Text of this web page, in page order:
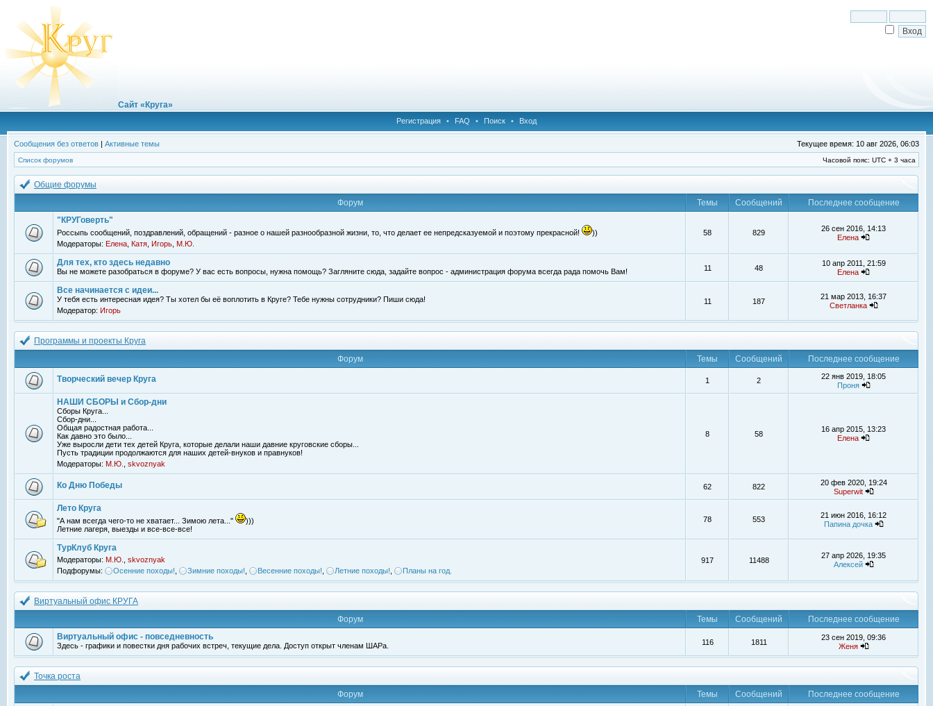
Сайт «Круга»
Регистрация • FAQ • Поиск • Вход
Сообщения без ответов | Активные темы Текущее время: 10 авг 2026, 06:03
Список форумов Часовой пояс: UTC + 3 часа
Общие форумы
Форум
Темы Сообщений
Последнее сообщение
"КРУГоверть"
Россыпь сообщений, поздравлений, обращений - разное о нашей разнообразной жизни, то, что делает ее непредсказуемой и поэтому прекрасной!
))
Модераторы: Елена Катя Игорь М.Ю.
58 829
26 сен 2016, 14:13
Елена
Для тех, кто здесь недавно
Вы не можете разобраться в форуме? У вас есть вопросы, нужна помощь? Загляните сюда, задайте вопрос - администрация форума всегда рада помочь Вам! 11 48
10 апр 2011, 21:59
Елена
Все начинается с идеи...
У тебя есть интересная идея? Ты хотел бы её воплотить в Круге? Тебе нужны сотрудники? Пиши сюда!
Модератор: Игорь
11 187
21 мар 2013, 16:37
Светланка
Программы и проекты Круга
Форум
Темы Сообщений Последнее сообщение
Творческий вечер Круга 1 2
22 янв 2019, 18:05
Проня
НАШИ СБОРЫ и Сбор-дни
Сборы Круга...
Сбор-дни...
Общая радостная работа...
Как давно это было...
Уже выросли дети тех детей Круга, которые делали наши давние круговские сборы...
Пусть традиции продолжаются для наших детей-внуков и правнуков!
Модераторы: М.Ю. skvoznyak
8 58
16 апр 2015, 13:23
Елена
Ко Дню Победы 62 822
20 фев 2020, 19:24
Superwit
Лето Круга
"А нам всегда чего-то не хватает... Зимою лета..."
)))
Летние лагеря, выезды и все-все-все!
78 553
21 июн 2016, 16:12
Папина дочка
ТурКлуб Круга
Модераторы: М.Ю.
skvoznyak
Подфорумы:
Осенние походы! Зимние походы! Весенние походы! Летние походы! Планы на год.
917 11488
27 апр 2026, 19:35
Алексей
Виртуальный офис КРУГА
Форум
Темы Сообщений
Последнее сообщение
Виртуальный офис - повседневность
Здесь - графики и повестки дня рабочих встреч, текущие дела. Доступ открыт членам ШАРа. 116 1811
23 сен 2019, 09:36
Женя
Точка роста
Форум
Темы Сообщений
Последнее сообщение